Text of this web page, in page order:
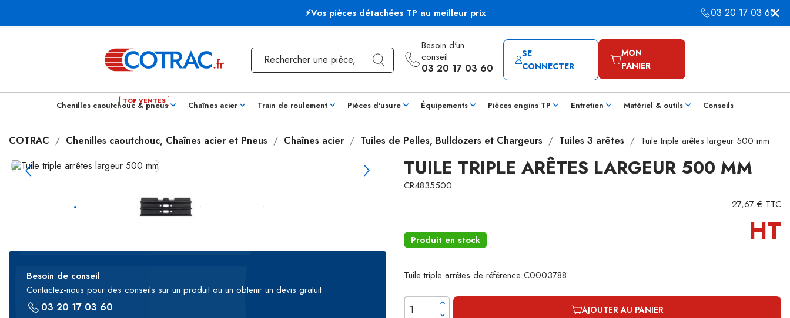
⚡Vos pièces détachées TP au meilleur prix 03 20 17 03 60
Besoin d'un
conseil
03 20 17 03 60
SE
CONNECTER
MON
PANIER
Chenilles caoutchouc & pneus Chaînes acier Train de roulement Pièces d'usure Équipements Pièces engins TP Entretien Matériel & outils Conseils
COTRAC Chenilles caoutchouc, Chaînes acier et Pneus Chaînes acier Tuiles de Pelles, Bulldozers et Chargeurs Tuiles 3 arêtes Tuile triple arêtes largeur 500 mm
Besoin de conseil
Contactez-nous pour des conseils sur un produit ou un obtenir un devis gratuit
03 20 17 03 60
TUILE TRIPLE ARÊTES LARGEUR 500 MM
CR4835500
27,67 € TTC
Produit en stock HT
Tuile triple arrêtes de référence C0003788
AJOUTER AU PANIER